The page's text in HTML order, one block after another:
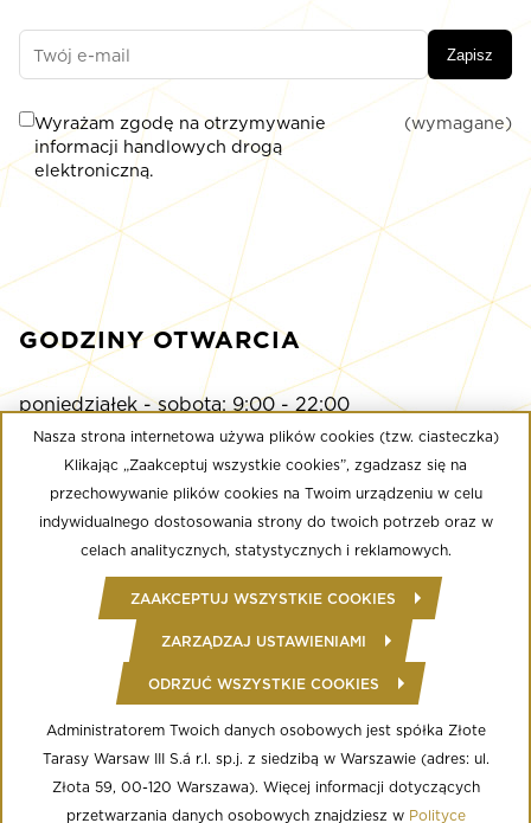
Zapisz
Wyrażam zgodę na otrzymywanie
informacji handlowych drogą
elektroniczną.
(wymagane)
GODZINY OTWARCIA
poniedziałek - sobota: 9:00 - 22:00
niedziela: 9:00 - 21:00
Multikino
poniedziałek - niedziela: 9:00 - do ostatniego seansu
Well Fitness
poniedziałek - niedziela: 24/7
© Copyright 2020 Złote Tarasy
Regulamin Centrum Handlowego
Polityka prywatności
Informacja o przetwarzaniu danych osobowych
Regulamin aplikacji mobilnej
Nasza strona internetowa używa plików cookies (tzw. ciasteczka)
Klikając „Zaakceptuj wszystkie cookies”, zgadzasz się na
przechowywanie plików cookies na Twoim urządzeniu w celu
indywidualnego dostosowania strony do twoich potrzeb oraz w
celach analitycznych, statystycznych i reklamowych.
ZAAKCEPTUJ WSZYSTKIE COOKIES
ZARZĄDZAJ USTAWIENIAMI
ODRZUĆ WSZYSTKIE COOKIES
Administratorem Twoich danych osobowych jest spółka Złote
Tarasy Warsaw III S.á r.l. sp.j. z siedzibą w Warszawie (adres: ul.
Złota 59, 00-120 Warszawa). Więcej informacji dotyczących
przetwarzania danych osobowych znajdziesz w Polityce